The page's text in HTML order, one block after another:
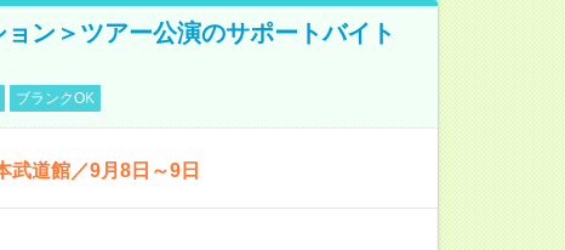
ン＞ツアー公演のサポートバイト
ブランクOK
武道館／9月8日～9日